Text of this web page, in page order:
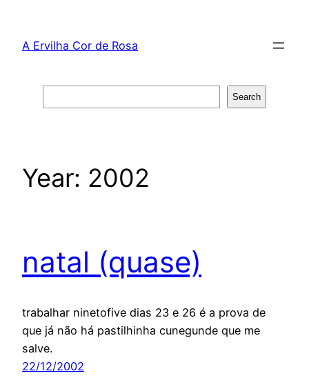
content
A Ervilha Cor de Rosa
Search
Year: 2002
natal (quase)
trabalhar ninetofive dias 23 e 26 é a prova de
que já não há pastilhinha cunegunde que me
salve.
22/12/2002